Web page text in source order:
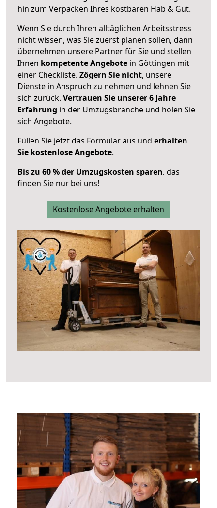
hin zum Verpacken Ihres kostbaren Hab & Gut.
Wenn Sie durch Ihren alltäglichen Arbeitsstress
nicht wissen, was Sie zuerst planen sollen, dann
übernehmen unsere Partner für Sie und stellen
Ihnen kompetente Angebote in Göttingen mit
einer Checkliste. Zögern Sie nicht, unsere
Dienste in Anspruch zu nehmen und lehnen Sie
sich zurück. Vertrauen Sie unserer 6 Jahre
Erfahrung in der Umzugsbranche und holen Sie
sich Angebote.
Füllen Sie jetzt das Formular aus und erhalten
Sie kostenlose Angebote.
Bis zu 60 % der Umzugskosten sparen, das
finden Sie nur bei uns!
Kostenlose Angebote erhalten